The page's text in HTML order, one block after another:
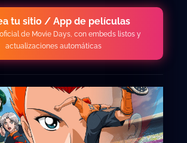
tu sitio / App de películas
de Movie Days, con embeds listos y
actualizaciones automáticas